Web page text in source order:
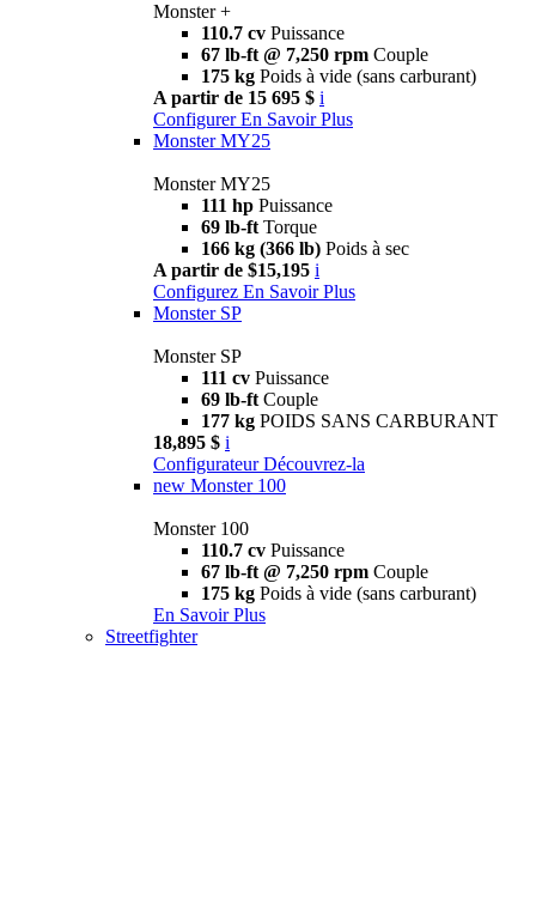
Monster +
110.7 cv Puissance
67 lb-ft @ 7,250 rpm Couple
175 kg Poids à vide (sans carburant)
A partir de 15 695 $ i
Configurer En Savoir Plus
Monster MY25
Monster MY25
111 hp Puissance
69 lb-ft Torque
166 kg (366 lb) Poids à sec
A partir de $15,195 i
Configurez En Savoir Plus
Monster SP
Monster SP
111 cv Puissance
69 lb-ft Couple
177 kg POIDS SANS CARBURANT
18,895 $ i
Configurateur Découvrez-la
new Monster 100
Monster 100
110.7 cv Puissance
67 lb-ft @ 7,250 rpm Couple
175 kg Poids à vide (sans carburant)
En Savoir Plus
Streetfighter